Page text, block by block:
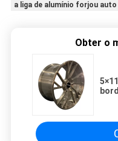
a liga de alumínio forjou
Obter o